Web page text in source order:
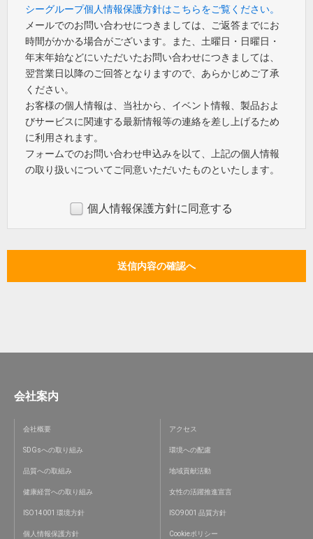
シーグループ個人情報保護方針はこちらをご覧ください。
メールでのお問い合わせにつきましては、ご返答までにお
時間がかかる場合がございます。また、土曜日・日曜日・
年末年始などにいただいたお問い合わせにつきましては、
翌営業日以降のご回答となりますので、あらかじめご了承
ください。
お客様の個人情報は、当社から、イベント情報、製品およ
びサービスに関連する最新情報等の連絡を差し上げるため
に利用されます。
フォームでのお問い合わせ申込みを以て、上記の個人情報
の取り扱いについてご同意いただいたものといたします。
個人情報保護方針に同意する
会社案内
会社概要 アクセス
SDGsへの取り組み 環境への配慮
品質への取組み 地域貢献活動
健康経営への取り組み 女性の活躍推進宣言
ISO14001 環境方針 ISO9001 品質方針
個人情報保護方針 Cookieポリシー